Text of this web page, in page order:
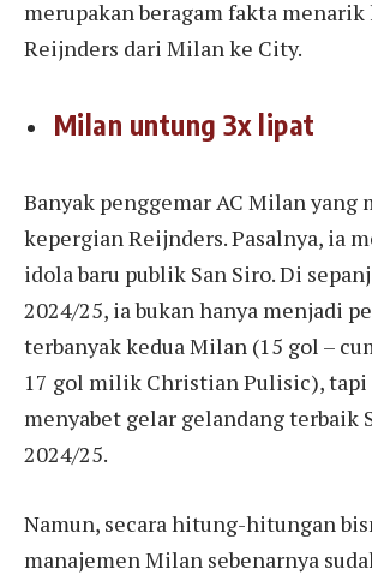
merupakan beragam fakta
Reijnders dari Milan ke City.
Milan untung 3x lipat
Banyak penggemar AC Milan yang
kepergian Reijnders. Pasalnya, ia
idola baru publik San Siro. Di
2024/25, ia bukan hanya menjadi
terbanyak kedua Milan (15 gol –
17 gol milik Christian Pulisic), tapi
menyabet gelar gelandang terbaik
2024/25.
Namun, secara hitung-hitungan
manajemen Milan sebenarnya